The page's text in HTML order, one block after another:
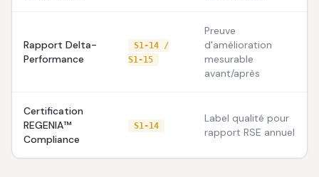
Rapport Delta-
Performance
S1-14 /
S1-15
Preuve
d'amélioration
mesurable
avant/après
Certification
REGENIA™
Compliance
S1-14
Label qualité pour
rapport RSE annuel